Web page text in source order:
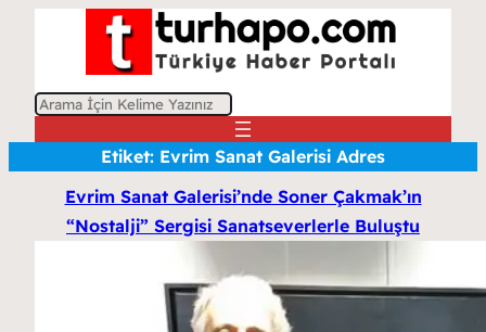
A
Etiket: Evrim Sanat Galerisi Adres
Evrim Sanat Galerisi’nde Soner Çakmak’ın
“Nostalji” Sergisi Sanatseverlerle Buluştu